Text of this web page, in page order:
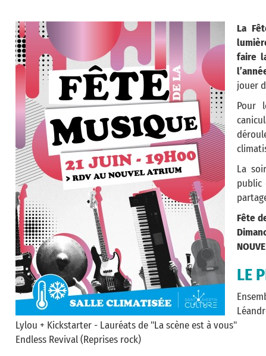
La
faire
jouer
Pour
La
public
Fête
LE
Lylou + Kickstarter - Lauréats de "La scène est à vous"
Endless Revival (Reprises rock)